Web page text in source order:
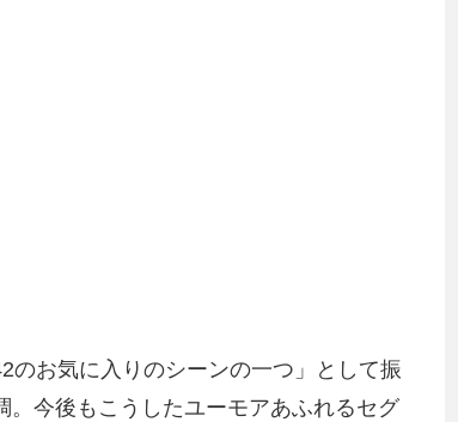
のお気に入りのシーンの一つ」として振
。今後もこうしたユーモアあふれるセグ